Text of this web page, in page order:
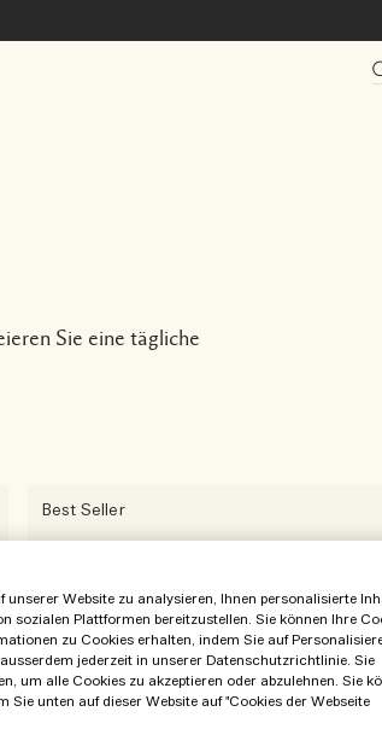
Sie eine tägliche
Best Seller
Website zu analysieren, Ihnen personalisierte
sozialen Plattformen bereitzustellen. Sie können Ihre
zu Cookies erhalten, indem Sie auf
jederzeit in unserer Datenschutzrichtlinie. Sie
um alle Cookies zu akzeptieren oder abzulehnen. Sie
unten auf dieser Website auf "Cookies der Webseite